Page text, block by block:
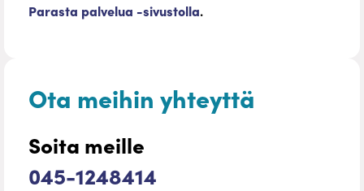
Parasta palvelua -sivustolla.
Ota meihin yhteyttä
Soita meille
045-1248414